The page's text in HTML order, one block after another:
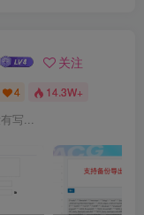
关注
4 14.3W+
写...